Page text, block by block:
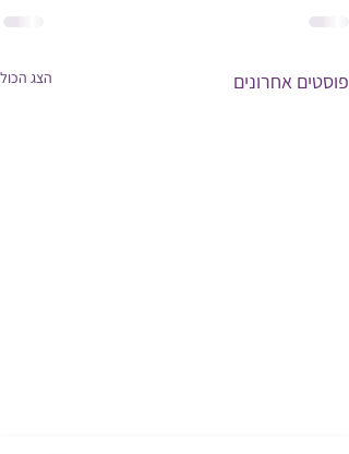
פוסטים אחרונים הצג הכול